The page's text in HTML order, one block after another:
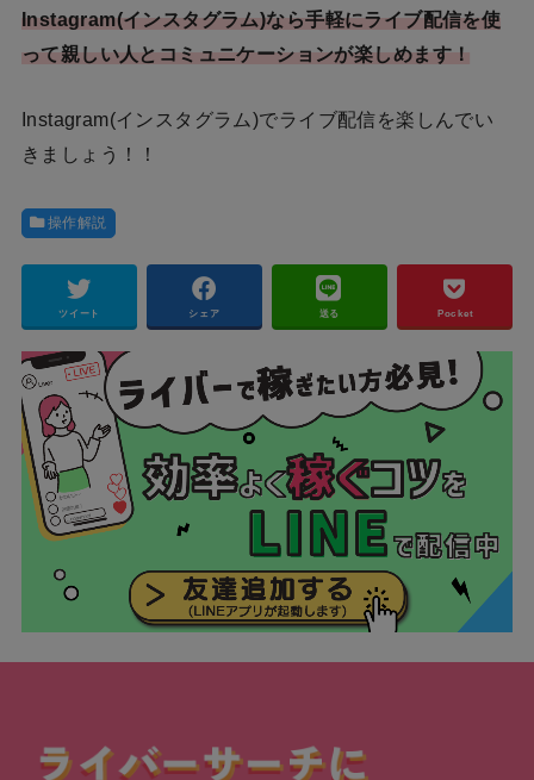
Instagram(インスタグラム)なら手軽にライブ配信を使
って親しい人とコミュニケーションが楽しめます！
Instagram(インスタグラム)でライブ配信を楽しんでい
きましょう！！
操作解説
ツイート シェア 送る Pocket